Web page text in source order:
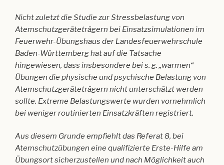
Nicht zuletzt die Studie zur Stressbelastung von
Atemschutzgeräteträgern bei Einsatzsimulationen im
Feuerwehr-Übungshaus der Landesfeuerwehrschule
Baden-Württemberg hat auf die Tatsache
hingewiesen, dass insbesondere bei s. g. „warmen“
Übungen die physische und psychische Belastung von
Atemschutzgeräteträgern nicht unterschätzt werden
sollte. Extreme Belastungswerte wurden vornehmlich
bei weniger routinierten Einsatzkräften registriert.
Aus diesem Grunde empfiehlt das Referat 8, bei
Atemschutzübungen eine qualifizierte Erste-Hilfe am
Übungsort sicherzustellen und nach Möglichkeit auch